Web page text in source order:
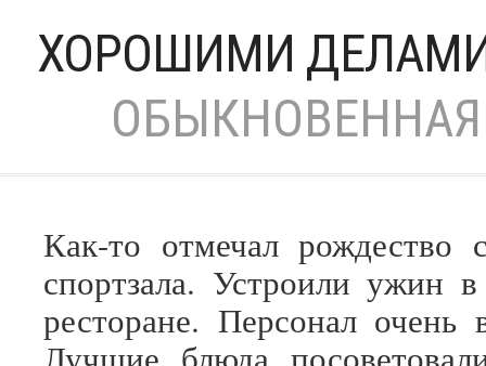
ХОРОШИМИ ДЕЛАМИ
Как-то отмечал рождество
спортзала. Устроили ужин в
ресторане. Персонал очень